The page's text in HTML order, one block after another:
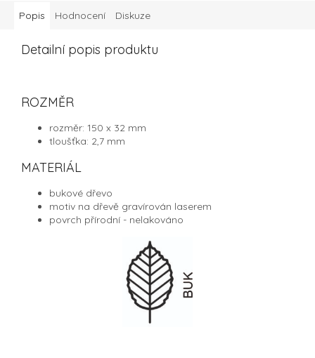
Popis Hodnocení Diskuze
Detailní popis produktu
ROZMĚR
rozměr: 150 x 32 mm
tloušťka: 2,7 mm
MATERIÁL
bukové dřevo
motiv na dřevě gravírován laserem
povrch přírodní - nelakováno